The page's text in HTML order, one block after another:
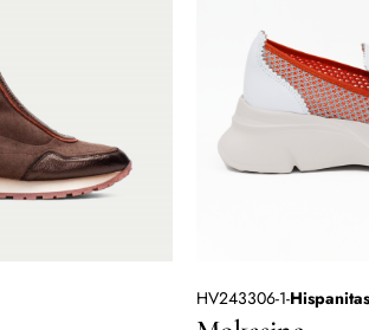
HV243306-1-Hispanitas